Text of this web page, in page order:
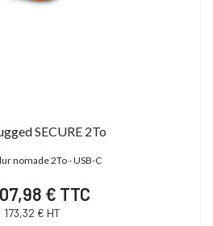
SECURE 2To
nomade 2To - USB-C
€ TTC
173,32 € HT